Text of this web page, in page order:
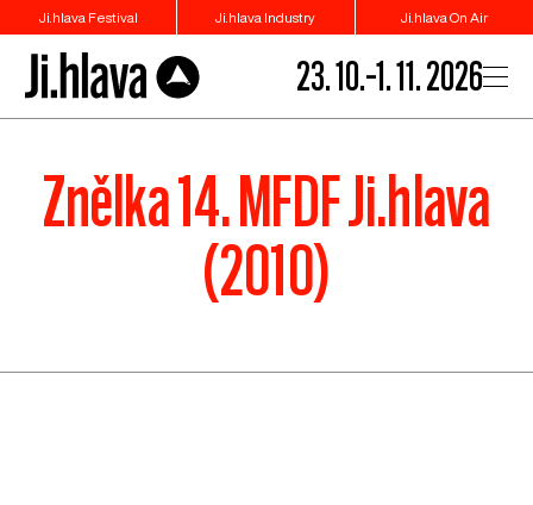
Ji.hlava Festival Ji.hlava Industry Ji.hlava On Air
23. 10.–1. 11. 2026
Znělka 14. MFDF Ji.hlava
(2010)